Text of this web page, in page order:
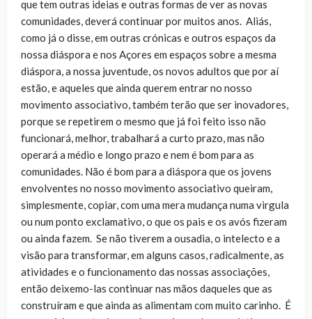
que tem outras ideias e outras formas de ver as novas
comunidades, deverá continuar por muitos anos. Aliás,
como já o disse, em outras crónicas e outros espaços da
nossa diáspora e nos Açores em espaços sobre a mesma
diáspora, a nossa juventude, os novos adultos que por aí
estão, e aqueles que ainda querem entrar no nosso
movimento associativo, também terão que ser inovadores,
porque se repetirem o mesmo que já foi feito isso não
funcionará, melhor, trabalhará a curto prazo, mas não
operará a médio e longo prazo e nem é bom para as
comunidades. Não é bom para a diáspora que os jovens
envolventes no nosso movimento associativo queiram,
simplesmente, copiar, com uma mera mudança numa virgula
ou num ponto exclamativo, o que os pais e os avós fizeram
ou ainda fazem. Se não tiverem a ousadia, o intelecto e a
visão para transformar, em alguns casos, radicalmente, as
atividades e o funcionamento das nossas associações,
então deixemo-las continuar nas mãos daqueles que as
construíram e que ainda as alimentam com muito carinho. É